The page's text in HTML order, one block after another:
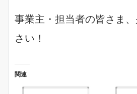
事業主・担当者の皆さま
さい！
関連